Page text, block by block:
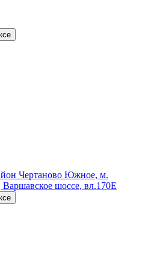
Чертаново Южное, м.
шоссе, вл.170Е